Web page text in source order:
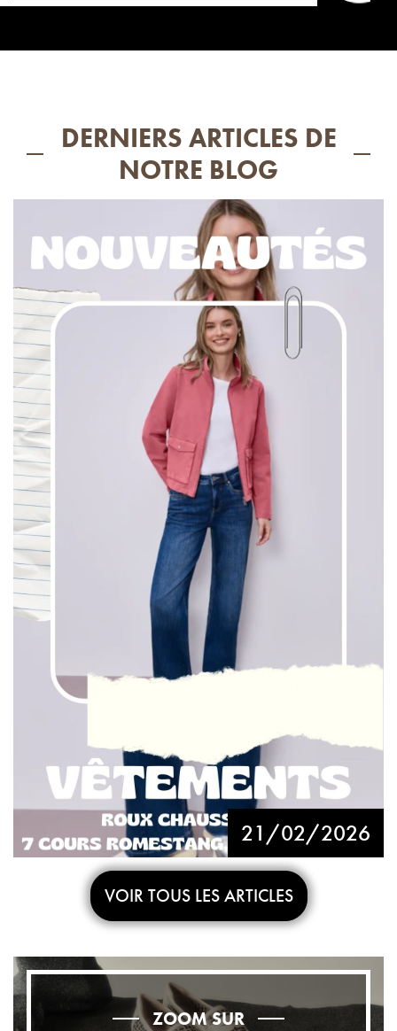
DERNIERS ARTICLES DE
NOTRE BLOG
21/02/2026
VOIR TOUS LES ARTICLES
ZOOM SUR